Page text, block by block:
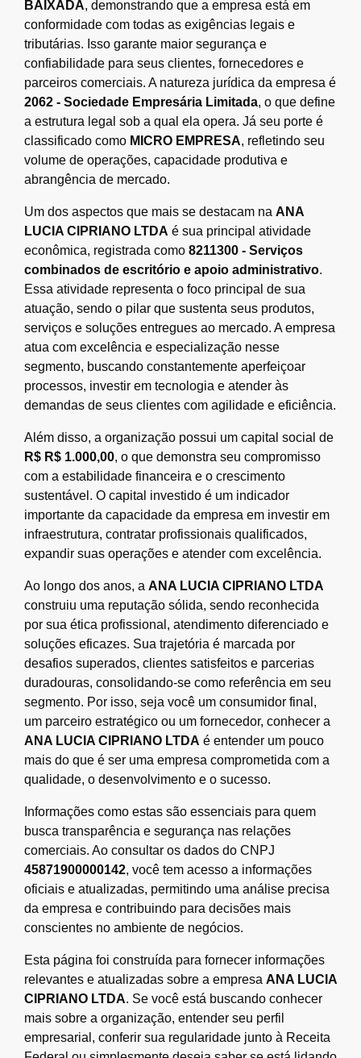
BAIXADA, demonstrando que a empresa está em
conformidade com todas as exigências legais e
tributárias. Isso garante maior segurança e
confiabilidade para seus clientes, fornecedores e
parceiros comerciais. A natureza jurídica da empresa é
2062 - Sociedade Empresária Limitada, o que define
a estrutura legal sob a qual ela opera. Já seu porte é
classificado como MICRO EMPRESA, refletindo seu
volume de operações, capacidade produtiva e
abrangência de mercado.
Um dos aspectos que mais se destacam na ANA
LUCIA CIPRIANO LTDA é sua principal atividade
econômica, registrada como 8211300 - Serviços
combinados de escritório e apoio administrativo.
Essa atividade representa o foco principal de sua
atuação, sendo o pilar que sustenta seus produtos,
serviços e soluções entregues ao mercado. A empresa
atua com excelência e especialização nesse
segmento, buscando constantemente aperfeiçoar
processos, investir em tecnologia e atender às
demandas de seus clientes com agilidade e eficiência.
Além disso, a organização possui um capital social de
R$ R$ 1.000,00, o que demonstra seu compromisso
com a estabilidade financeira e o crescimento
sustentável. O capital investido é um indicador
importante da capacidade da empresa em investir em
infraestrutura, contratar profissionais qualificados,
expandir suas operações e atender com excelência.
Ao longo dos anos, a ANA LUCIA CIPRIANO LTDA
construiu uma reputação sólida, sendo reconhecida
por sua ética profissional, atendimento diferenciado e
soluções eficazes. Sua trajetória é marcada por
desafios superados, clientes satisfeitos e parcerias
duradouras, consolidando-se como referência em seu
segmento. Por isso, seja você um consumidor final,
um parceiro estratégico ou um fornecedor, conhecer a
ANA LUCIA CIPRIANO LTDA é entender um pouco
mais do que é ser uma empresa comprometida com a
qualidade, o desenvolvimento e o sucesso.
Informações como estas são essenciais para quem
busca transparência e segurança nas relações
comerciais. Ao consultar os dados do CNPJ
45871900000142, você tem acesso a informações
oficiais e atualizadas, permitindo uma análise precisa
da empresa e contribuindo para decisões mais
conscientes no ambiente de negócios.
Esta página foi construída para fornecer informações
relevantes e atualizadas sobre a empresa ANA LUCIA
CIPRIANO LTDA. Se você está buscando conhecer
mais sobre a organização, entender seu perfil
empresarial, conferir sua regularidade junto à Receita